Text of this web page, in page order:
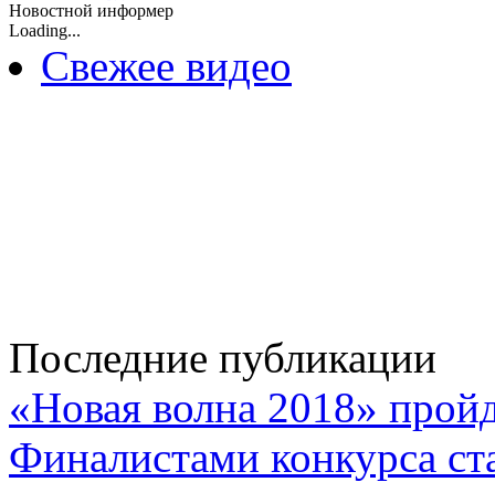
Новостной информер
Loading...
Свежее видео
Последние публикации
«Новая волна 2018»
Финалистами конкурса